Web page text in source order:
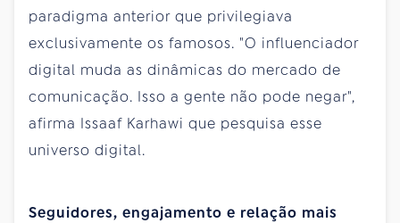
paradigma anterior que privilegiava
exclusivamente os famosos. "O influenciador
digital muda as dinâmicas do mercado de
comunicação. Isso a gente não pode negar",
afirma Issaaf Karhawi que pesquisa esse
universo digital.
Seguidores, engajamento e relação mais